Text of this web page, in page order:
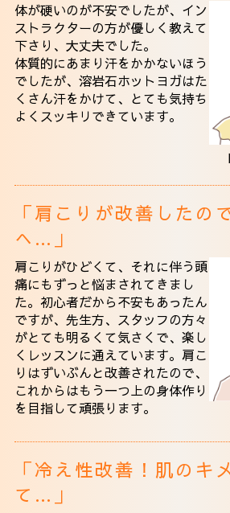
体が硬いのが不安でしたが、イン
ストラクターの方が優しく教えて
下さり、大丈夫でした。
体質的にあまり汗をかかないほう
でしたが、溶岩石ホットヨガはた
くさん汗をかけて、とても気持ち
よくスッキリできています。
「肩こりが改善したの
へ…」
肩こりがひどくて、それに伴う頭
痛にもずっと悩まされてきまし
た。初心者だから不安もあったん
ですが、先生方、スタッフの方々
がとても明るくて気さくで、楽し
くレッスンに通えています。肩こ
りはずいぶんと改善されたので、
これからはもう一つ上の身体作り
を目指して頑張ります。
「冷え性改善！肌のキ
て…」